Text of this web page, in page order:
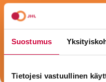
Suostumus
Tietojesi vastuullinen
julkisten palvelujen
sote-ammattilainen,
keittäjä, sihteeri,
olemme